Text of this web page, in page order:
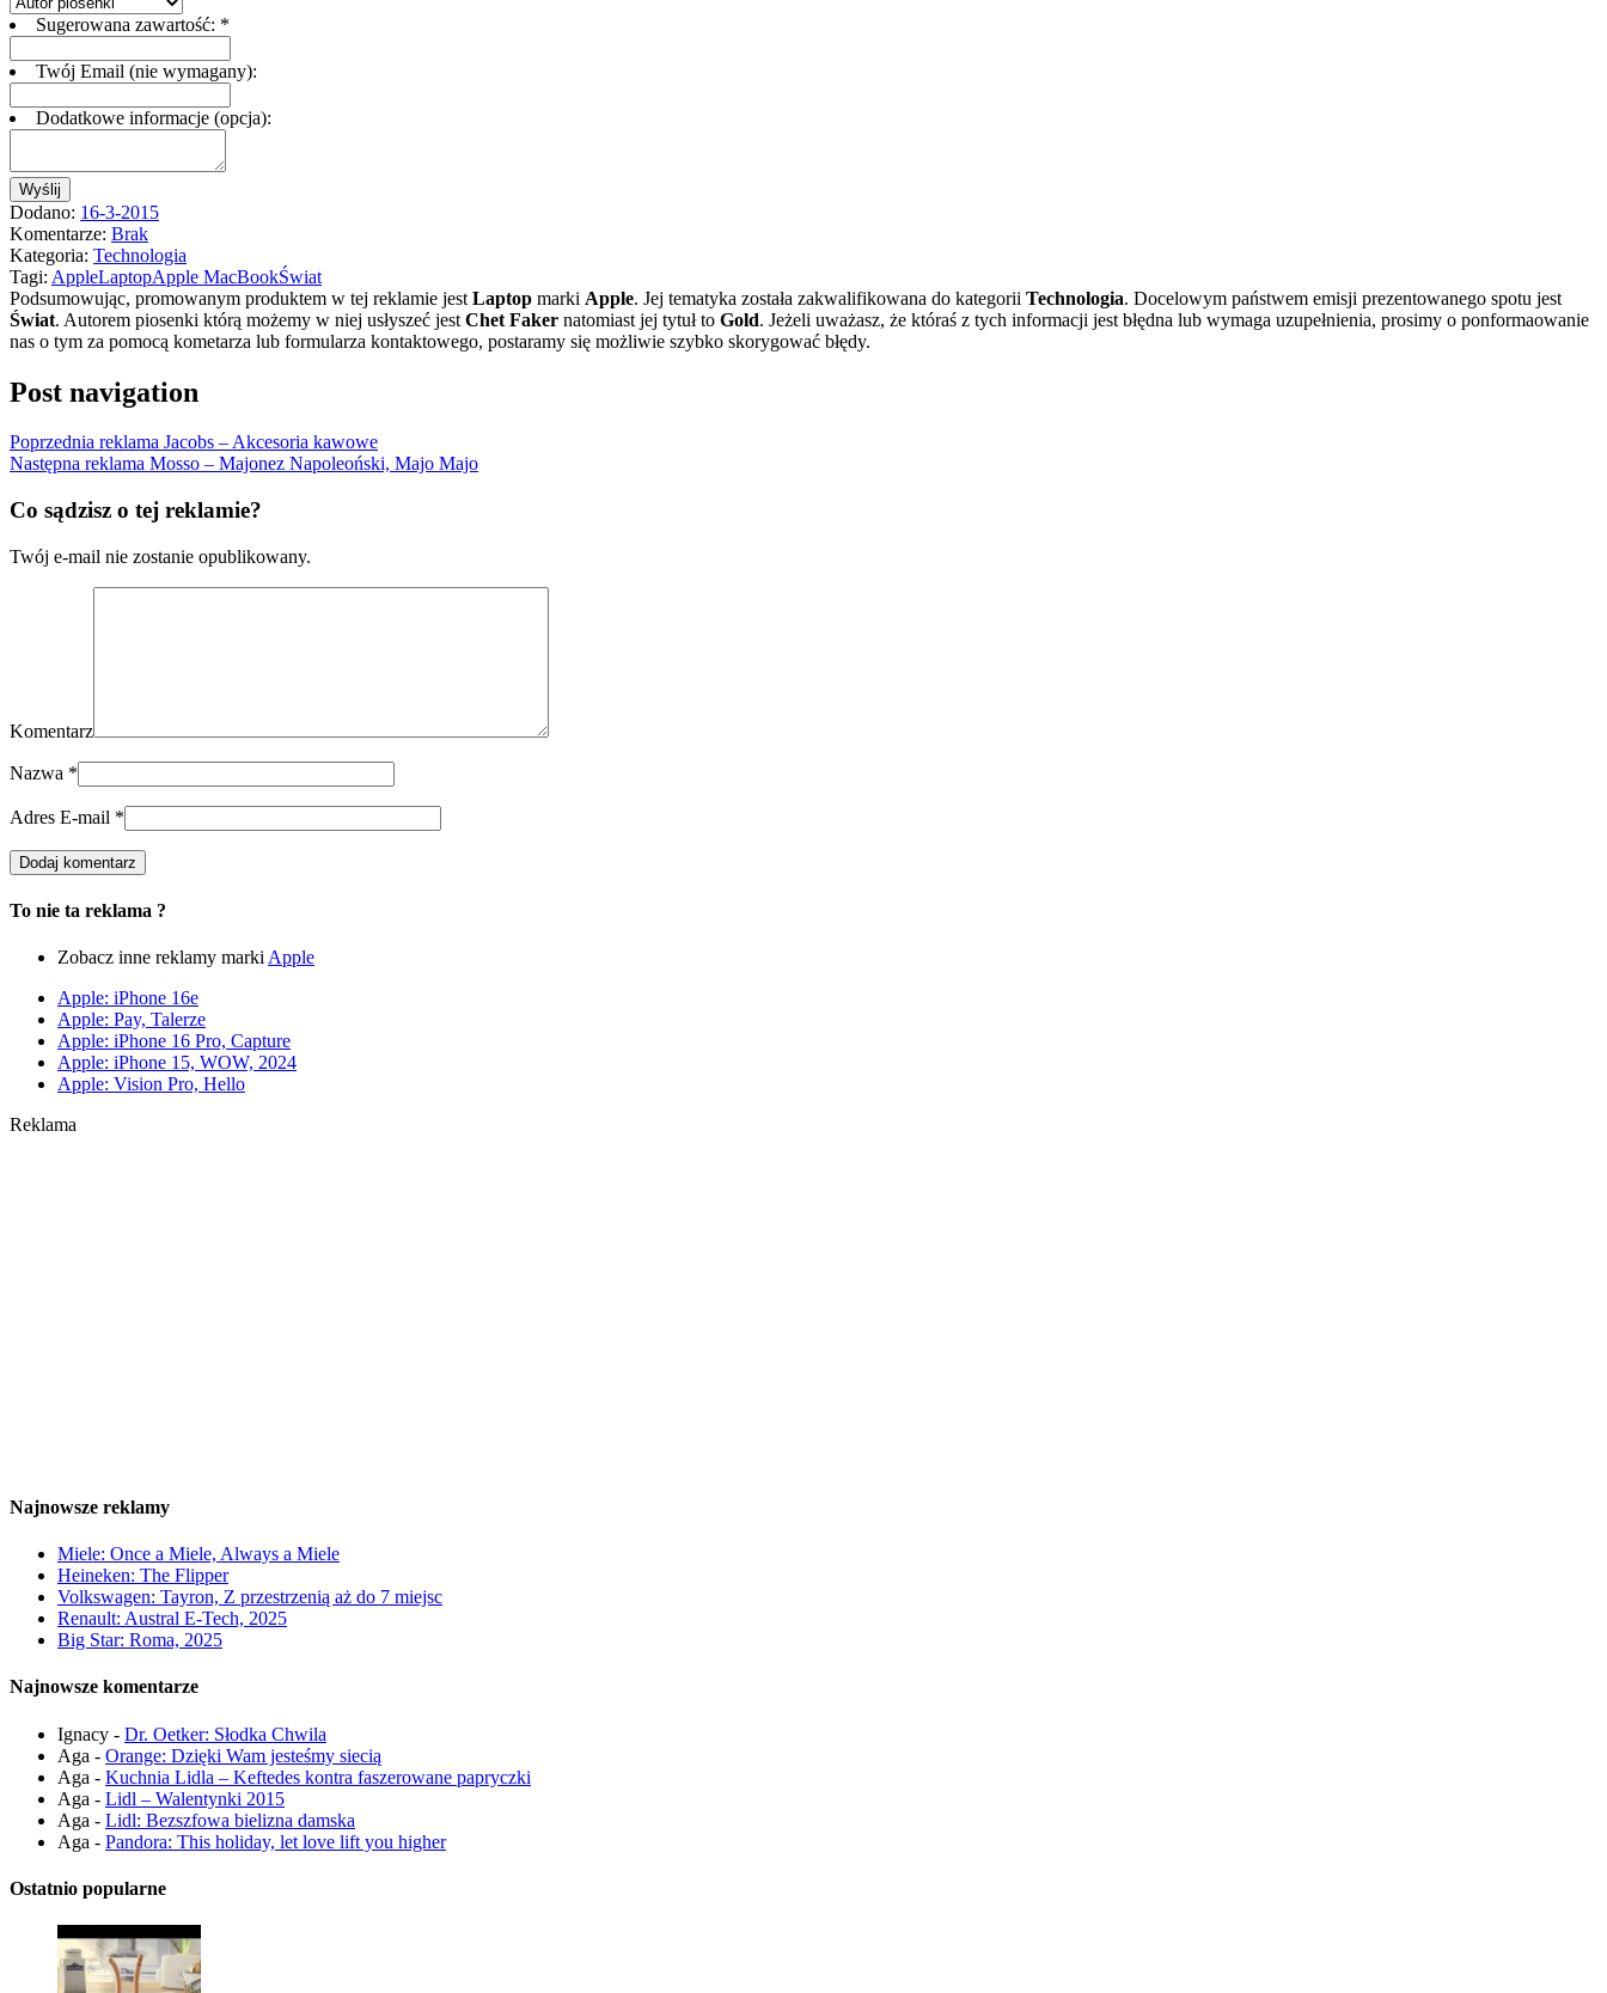
Sugerowana zawartość: *
Twój Email (nie wymagany):
Dodatkowe informacje (opcja):
Wyślij
Dodano: 16-3-2015
Komentarze: Brak
Kategoria: Technologia
Tagi: AppleLaptopApple MacBookŚwiat
Podsumowując, promowanym produktem w tej reklamie jest Laptop marki Apple. Jej tematyka została zakwalifikowana do kategorii Technologia. Docelowym państwem emisji prezentowanego spotu jest
Świat. Autorem piosenki którą możemy w niej usłyszeć jest Chet Faker natomiast jej tytuł to Gold. Jeżeli uważasz, że któraś z tych informacji jest błędna lub wymaga uzupełnienia, prosimy o ponformaowanie
nas o tym za pomocą kometarza lub formularza kontaktowego, postaramy się możliwie szybko skorygować błędy.
Post navigation
Poprzednia reklama Jacobs – Akcesoria kawowe
Następna reklama Mosso – Majonez Napoleoński, Majo Majo
Co sądzisz o tej reklamie?
Twój e-mail nie zostanie opublikowany.
Komentarz
Nazwa *
Adres E-mail *
To nie ta reklama ?
Zobacz inne reklamy markiApple
Apple: iPhone 16e
Apple: Pay, Talerze
Apple: iPhone 16 Pro, Capture
Apple: iPhone 15, WOW, 2024
Apple: Vision Pro, Hello
Reklama
Najnowsze reklamy
Miele: Once a Miele, Always a Miele
Heineken: The Flipper
Volkswagen: Tayron, Z przestrzenią aż do 7 miejsc
Renault: Austral E-Tech, 2025
Big Star: Roma, 2025
Najnowsze komentarze
Ignacy - Dr. Oetker: Słodka Chwila
Aga - Orange: Dzięki Wam jesteśmy siecią
Aga - Kuchnia Lidla – Keftedes kontra faszerowane papryczki
Aga - Lidl – Walentynki 2015
Aga - Lidl: Bezszfowa bielizna damska
Aga - Pandora: This holiday, let love lift you higher
Ostatnio popularne